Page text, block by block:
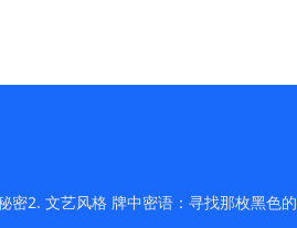
2. 文艺风格 牌中密语：寻找那枚黑色